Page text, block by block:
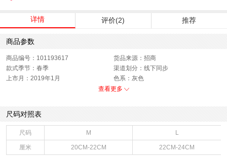
详情 评价(2) 推荐
商品参数
商品编号：101193617
货品来源：招商
款式季节：春季
渠道划分：线下同步
上市月：2019年1月
色系：灰色
销售季：19Q1
查看更多
尺码对照表
尺码 M L
厘米 20CM-22CM 22CM-24CM